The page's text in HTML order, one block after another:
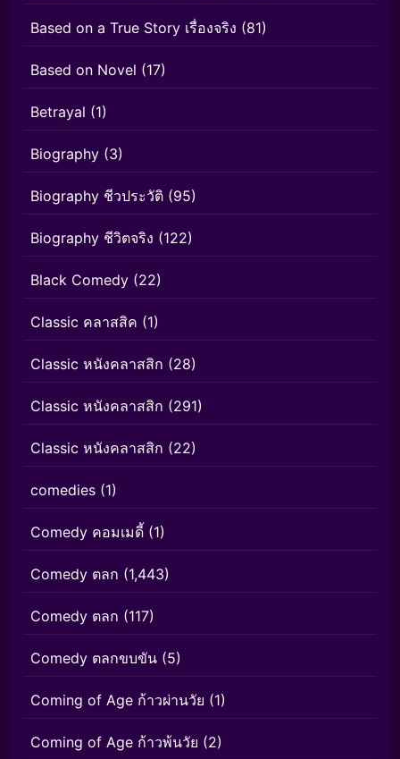
Based on a True Story เรื่องจริง (81)
Based on Novel (17)
Betrayal (1)
Biography (3)
Biography ชีวประวัติ (95)
Biography ชีวิตจริง (122)
Black Comedy (22)
Classic คลาสสิค (1)
Classic หนังคลาสสิก (28)
Classic หนังคลาสสิก (291)
Classic หนังคลาสสิก (22)
comedies (1)
Comedy คอมเมดี้ (1)
Comedy ตลก (1,443)
Comedy ตลก (117)
Comedy ตลกขบขัน (5)
Coming of Age ก้าวผ่านวัย (1)
Coming of Age ก้าวพ้นวัย (2)